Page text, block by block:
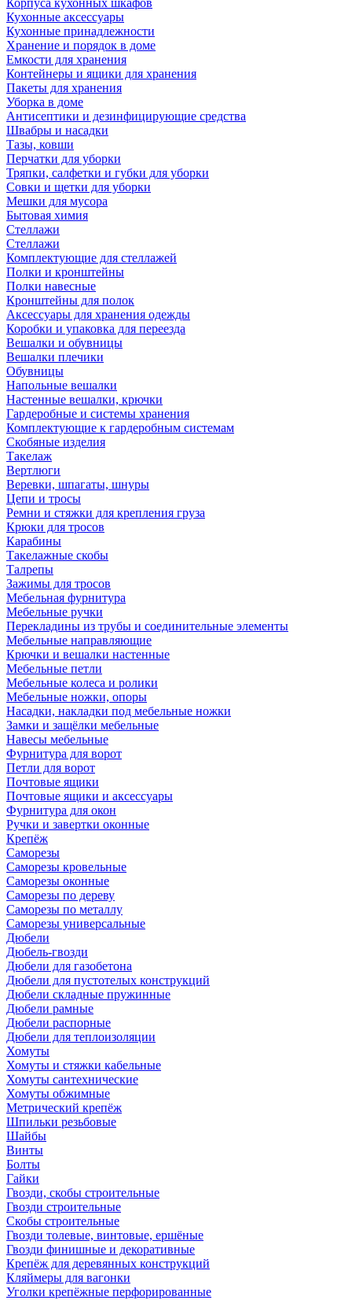
Корпуса кухонных шкафов
Кухонные аксессуары
Кухонные принадлежности
Хранение и порядок в доме
Емкости для хранения
Контейнеры и ящики для хранения
Пакеты для хранения
Уборка в доме
Антисептики и дезинфицирующие средства
Швабры и насадки
Тазы, ковши
Перчатки для уборки
Тряпки, салфетки и губки для уборки
Совки и щетки для уборки
Мешки для мусора
Бытовая химия
Стеллажи
Стеллажи
Комплектующие для стеллажей
Полки и кронштейны
Полки навесные
Кронштейны для полок
Аксессуары для хранения одежды
Коробки и упаковка для переезда
Вешалки и обувницы
Вешалки плечики
Обувницы
Напольные вешалки
Настенные вешалки, крючки
Гардеробные и системы хранения
Комплектующие к гардеробным системам
Скобяные изделия
Такелаж
Вертлюги
Веревки, шпагаты, шнуры
Цепи и тросы
Ремни и стяжки для крепления груза
Крюки для тросов
Карабины
Такелажные скобы
Талрепы
Зажимы для тросов
Мебельная фурнитура
Мебельные ручки
Перекладины из трубы и соединительные элементы
Мебельные направляющие
Крючки и вешалки настенные
Мебельные петли
Мебельные колеса и ролики
Мебельные ножки, опоры
Насадки, накладки под мебельные ножки
Замки и защёлки мебельные
Навесы мебельные
Фурнитура для ворот
Петли для ворот
Почтовые ящики
Почтовые ящики и аксессуары
Фурнитура для окон
Ручки и завертки оконные
Крепёж
Саморезы
Саморезы кровельные
Саморезы оконные
Саморезы по дереву
Саморезы по металлу
Саморезы универсальные
Дюбели
Дюбель-гвозди
Дюбели для газобетона
Дюбели для пустотелых конструкций
Дюбели складные пружинные
Дюбели рамные
Дюбели распорные
Дюбели для теплоизоляции
Хомуты
Хомуты и стяжки кабельные
Хомуты сантехнические
Хомуты обжимные
Метрический крепёж
Шпильки резьбовые
Шайбы
Винты
Болты
Гайки
Гвозди, скобы строительные
Гвозди строительные
Скобы строительные
Гвозди толевые, винтовые, ершёные
Гвозди финишные и декоративные
Крепёж для деревянных конструкций
Кляймеры для вагонки
Уголки крепёжные перфорированные